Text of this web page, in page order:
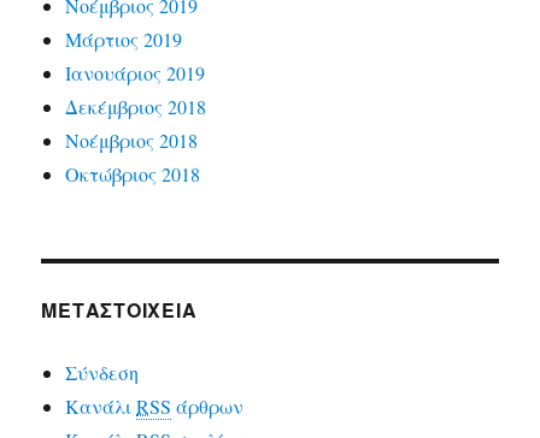
Νοέμβριος 2019
Μάρτιος 2019
Ιανουάριος 2019
Δεκέμβριος 2018
Νοέμβριος 2018
Οκτώβριος 2018
ΜΕΤΑΣΤΟΙΧΕΊΑ
Σύνδεση
ΚανάλιRSS άρθρων